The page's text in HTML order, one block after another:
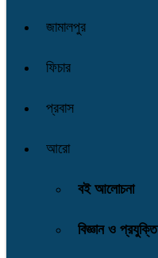
জামালপুর
ফিচার
প্রবাস
আরো
বই আলোচনা
বিজ্ঞান ও প্রযুক্তি